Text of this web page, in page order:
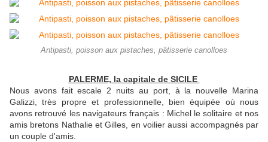
Antipasti, poisson aux pistaches, pâtisserie canolloes
PALERME, la capitale de SICILE
Nous avons fait escale 2 nuits au port, à la nouvelle Marina
Galizzi, très propre et professionnelle, bien équipée où nous
avons retrouvé les navigateurs français : Michel le solitaire et nos
amis bretons Nathalie et Gilles, en voilier aussi accompagnés par
un couple d'amis.